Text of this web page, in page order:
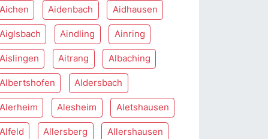
Aichen Aidenbach Aidhausen
Aiglsbach Aindling Ainring
Aislingen Aitrang Albaching
Albertshofen Aldersbach
Alerheim Alesheim Aletshausen
Alfeld Allersberg Allershausen